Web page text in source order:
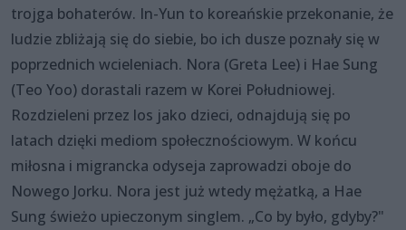
trojga bohaterów. In-Yun to koreańskie przekonanie, że
ludzie zbliżają się do siebie, bo ich dusze poznały się w
poprzednich wcieleniach. Nora (Greta Lee) i Hae Sung
(Teo Yoo) dorastali razem w Korei Południowej.
Rozdzieleni przez los jako dzieci, odnajdują się po
latach dzięki mediom społecznościowym. W końcu
miłosna i migrancka odyseja zaprowadzi oboje do
Nowego Jorku. Nora jest już wtedy mężatką, a Hae
Sung świeżo upieczonym singlem. „Co by było, gdyby?"